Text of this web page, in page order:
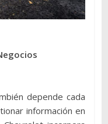
depende cada
información en